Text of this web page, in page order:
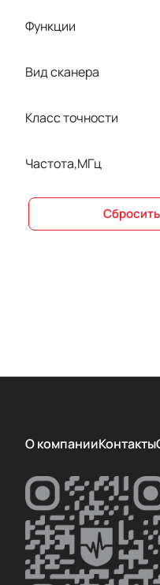
EMS Handelsges
Fanem
FUKUDA
GE Healthcare
IN VITRO
InBody
Mindray
MIR
Philips
Resmed
Riester
Функции
Вид сканера
Класс точности
Частота,МГц
Сбросить
О компанииКонтакты